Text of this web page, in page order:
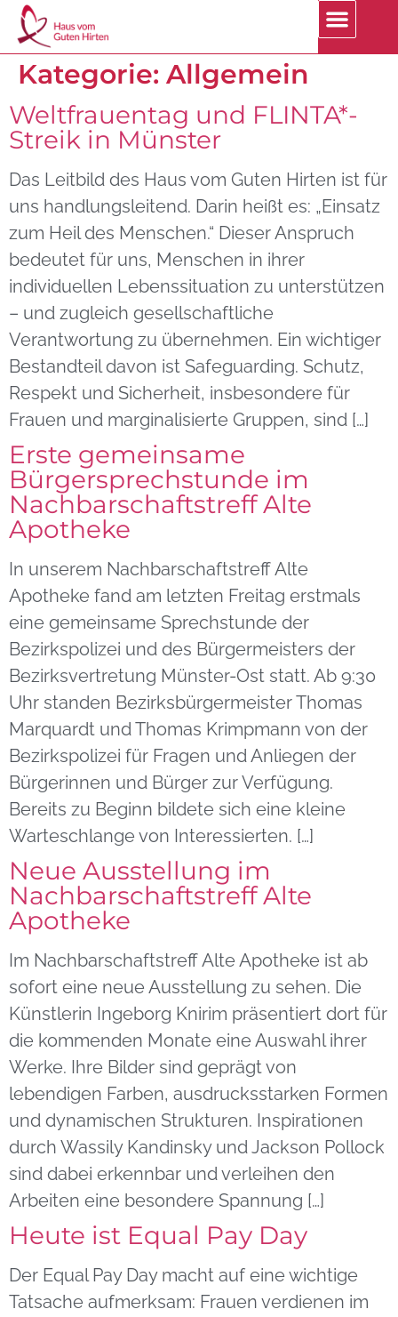
Kategorie: Allgemein
Weltfrauentag und FLINTA*-
Streik in Münster
Das Leitbild des Haus vom Guten Hirten ist für
uns handlungsleitend. Darin heißt es: „Einsatz
zum Heil des Menschen.“ Dieser Anspruch
bedeutet für uns, Menschen in ihrer
individuellen Lebenssituation zu unterstützen
– und zugleich gesellschaftliche
Verantwortung zu übernehmen. Ein wichtiger
Bestandteil davon ist Safeguarding. Schutz,
Respekt und Sicherheit, insbesondere für
Frauen und marginalisierte Gruppen, sind […]
Erste gemeinsame
Bürgersprechstunde im
Nachbarschaftstreff Alte
Apotheke
In unserem Nachbarschaftstreff Alte
Apotheke fand am letzten Freitag erstmals
eine gemeinsame Sprechstunde der
Bezirkspolizei und des Bürgermeisters der
Bezirksvertretung Münster-Ost statt. Ab 9:30
Uhr standen Bezirksbürgermeister Thomas
Marquardt und Thomas Krimpmann von der
Bezirkspolizei für Fragen und Anliegen der
Bürgerinnen und Bürger zur Verfügung.
Bereits zu Beginn bildete sich eine kleine
Warteschlange von Interessierten. […]
Neue Ausstellung im
Nachbarschaftstreff Alte
Apotheke
Im Nachbarschaftstreff Alte Apotheke ist ab
sofort eine neue Ausstellung zu sehen. Die
Künstlerin Ingeborg Knirim präsentiert dort für
die kommenden Monate eine Auswahl ihrer
Werke. Ihre Bilder sind geprägt von
lebendigen Farben, ausdrucksstarken Formen
und dynamischen Strukturen. Inspirationen
durch Wassily Kandinsky und Jackson Pollock
sind dabei erkennbar und verleihen den
Arbeiten eine besondere Spannung […]
Heute ist Equal Pay Day
Der Equal Pay Day macht auf eine wichtige
Tatsache aufmerksam: Frauen verdienen im